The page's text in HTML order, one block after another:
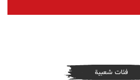
فئات شعبية